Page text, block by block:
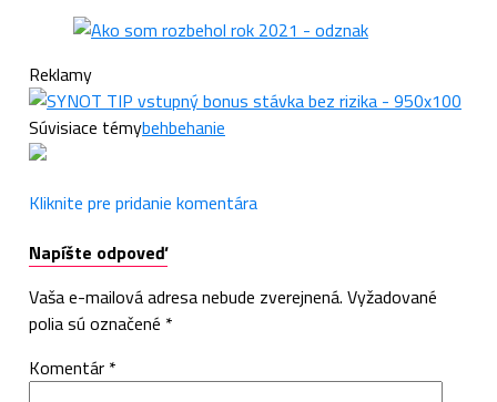
Reklamy
Súvisiace témybehbehanie
Kliknite pre pridanie komentára
Napíšte odpoveď
Vaša e-mailová adresa nebude zverejnená. Vyžadované
polia sú označené *
Komentár *